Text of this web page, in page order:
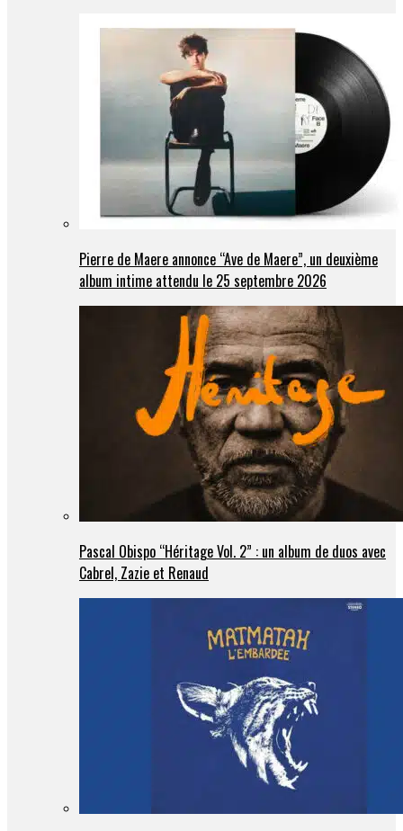
Pierre de Maere annonce “Ave de Maere”, un deuxième
album intime attendu le 25 septembre 2026
Pascal Obispo “Héritage Vol. 2” : un album de duos avec
Cabrel, Zazie et Renaud